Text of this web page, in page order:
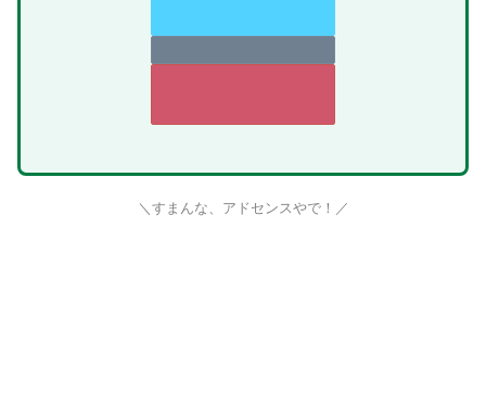
＼すまんな、アドセンスやで！／